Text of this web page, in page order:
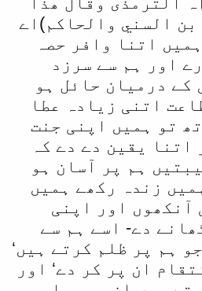
السني والحاکم)اے
اتنا وافر حصہ
اور ہم سے سرزد
کے درمیان حائل ہو
اتنی زیادہ عطا
تو ہمیں اپنی جنت
اتنا یقین دے دے کہ
ہم پر آسان ہو
زندہ رکھے ہمیں
آنکھوں اور اپنی
دے- اسے ہم سے
ہم پر ظلم کرتے ہیں‘
ان پر کر دے‘ اور